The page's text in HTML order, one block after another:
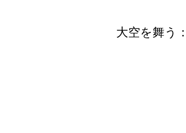
大空を舞う：